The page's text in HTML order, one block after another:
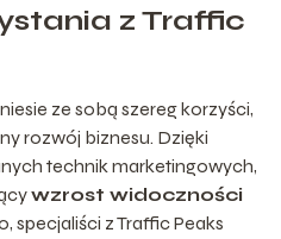
z Traffic
ze sobą szereg korzyści,
rozwój biznesu. Dzięki
technik marketingowych,
wzrost widoczności
specjaliści z Traffic Peaks